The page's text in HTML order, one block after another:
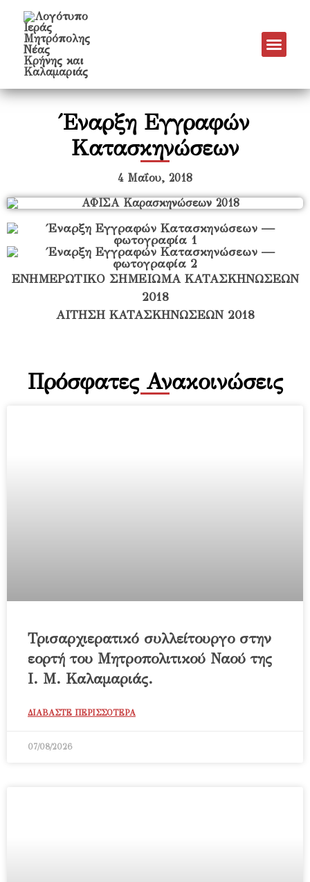
Έναρξη Εγγραφών
Κατασκηνώσεων
4 Μαΐου, 2018
ΕΝΗΜΕΡΩΤΙΚΟ ΣΗΜΕΙΩΜΑ ΚΑΤΑΣΚΗΝΩΣΕΩΝ
2018
ΑΙΤΗΣΗ ΚΑΤΑΣΚΗΝΩΣΕΩΝ 2018
Πρόσφατες Ανακοινώσεις
Τρισαρχιερατικό συλλείτουργο στην
εορτή του Μητροπολιτικού Ναού της
Ι. Μ. Καλαμαριάς.
ΔΙΑΒΑΣΤΕ ΠΕΡΙΣΣΟΤΕΡΑ
07/08/2026